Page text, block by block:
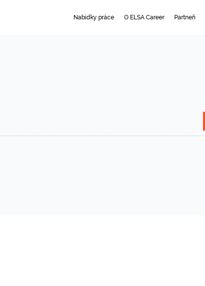
Nabídky práce O ELSA Career Partneři